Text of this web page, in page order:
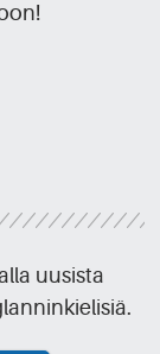
uusista